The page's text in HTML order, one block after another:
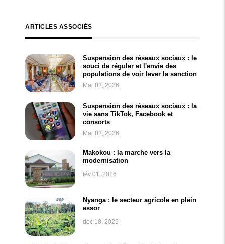
ARTICLES ASSOCIÉS
Suspension des réseaux sociaux : le
souci de réguler et l'envie des
populations de voir lever la sanction
Mar 02, 2026
Suspension des réseaux sociaux : la
vie sans TikTok, Facebook et
consorts
Mar 02, 2026
Makokou : la marche vers la
modernisation
fév 01, 2026
Nyanga : le secteur agricole en plein
essor
déc 18, 2025